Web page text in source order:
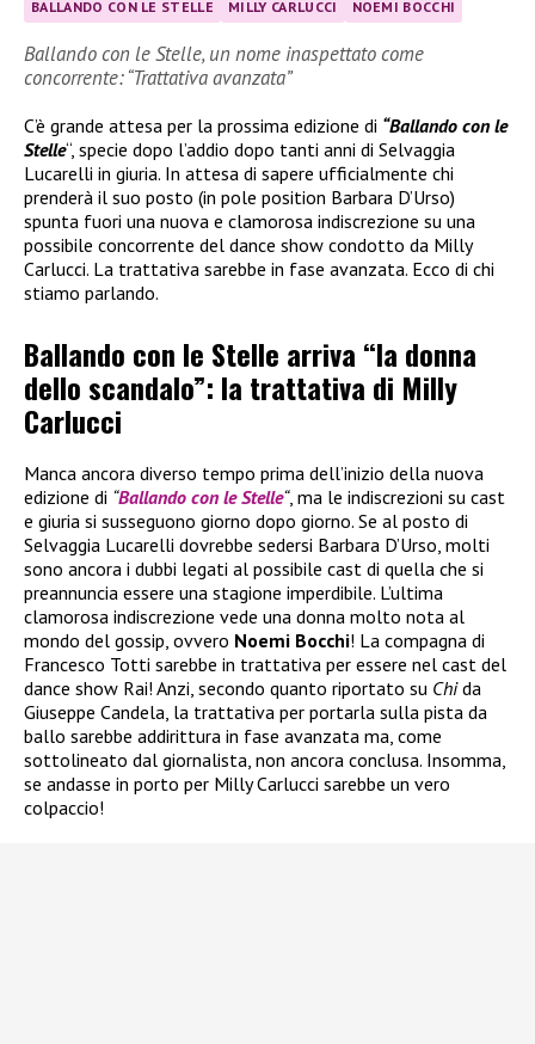
BALLANDO CON LE STELLE MILLY CARLUCCI NOEMI BOCCHI
Ballando con le Stelle, un nome inaspettato come
concorrente: “Trattativa avanzata”
C’è grande attesa per la prossima edizione di “Ballando con le
Stelle“, specie dopo l’addio dopo tanti anni di Selvaggia
Lucarelli in giuria. In attesa di sapere ufficialmente chi
prenderà il suo posto (in pole position Barbara D’Urso)
spunta fuori una nuova e clamorosa indiscrezione su una
possibile concorrente del dance show condotto da Milly
Carlucci. La trattativa sarebbe in fase avanzata. Ecco di chi
stiamo parlando.
Ballando con le Stelle arriva “la donna
dello scandalo”: la trattativa di Milly
Carlucci
Manca ancora diverso tempo prima dell’inizio della nuova
edizione di “Ballando con le Stelle“, ma le indiscrezioni su cast
e giuria si susseguono giorno dopo giorno. Se al posto di
Selvaggia Lucarelli dovrebbe sedersi Barbara D’Urso, molti
sono ancora i dubbi legati al possibile cast di quella che si
preannuncia essere una stagione imperdibile. L’ultima
clamorosa indiscrezione vede una donna molto nota al
mondo del gossip, ovvero Noemi Bocchi! La compagna di
Francesco Totti sarebbe in trattativa per essere nel cast del
dance show Rai! Anzi, secondo quanto riportato su Chida
Giuseppe Candela, la trattativa per portarla sulla pista da
ballo sarebbe addirittura in fase avanzata ma, come
sottolineato dal giornalista, non ancora conclusa. Insomma,
se andasse in porto per Milly Carlucci sarebbe un vero
colpaccio!